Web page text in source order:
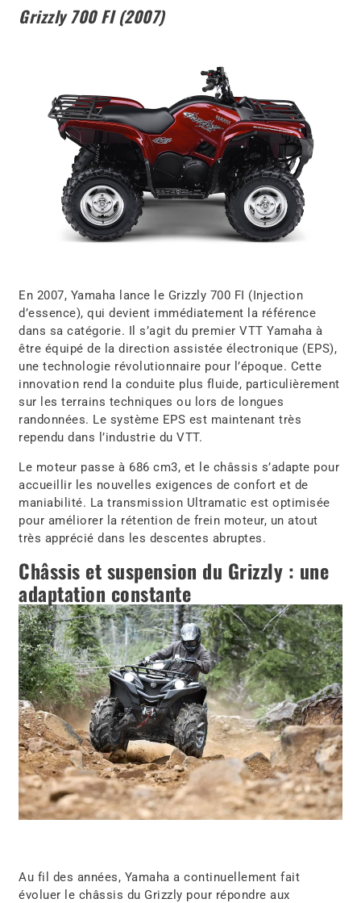
Grizzly 700 FI (2007)
En 2007, Yamaha lance le Grizzly 700 FI (Injection
d’essence), qui devient immédiatement la référence
dans sa catégorie. Il s’agit du premier VTT Yamaha à
être équipé de la direction assistée électronique (EPS),
une technologie révolutionnaire pour l’époque. Cette
innovation rend la conduite plus fluide, particulièrement
sur les terrains techniques ou lors de longues
randonnées. Le système EPS est maintenant très
rependu dans l’industrie du VTT.
Le moteur passe à 686 cm3, et le châssis s’adapte pour
accueillir les nouvelles exigences de confort et de
maniabilité. La transmission Ultramatic est optimisée
pour améliorer la rétention de frein moteur, un atout
très apprécié dans les descentes abruptes.
Châssis et suspension du Grizzly : une
adaptation constante
Au fil des années, Yamaha a continuellement fait
évoluer le châssis du Grizzly pour répondre aux